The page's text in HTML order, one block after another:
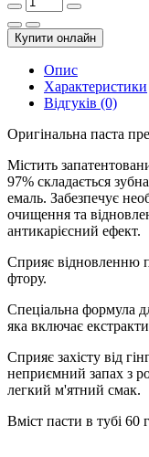
Купити онлайн
Опис
Характеристики
Відгуків (0)
Оригінальна паста
Містить
97% складається
емаль. Забезпечує
очищення та
антикарієсний ефект.
Сприяє відновленню
фтору.
Спеціальна формула
яка включає
Сприяє захісту від
неприємний запах з
легкий м'ятний смак.
Вміст пасти в тубі 60